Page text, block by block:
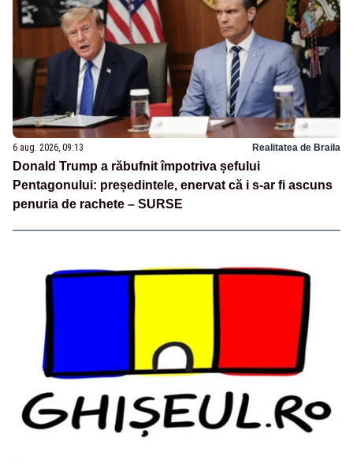
6 aug. 2026, 09:13 Realitatea de Braila
Donald Trump a răbufnit împotriva șefului
Pentagonului: președintele, enervat că i s-ar fi ascuns
penuria de rachete – SURSE